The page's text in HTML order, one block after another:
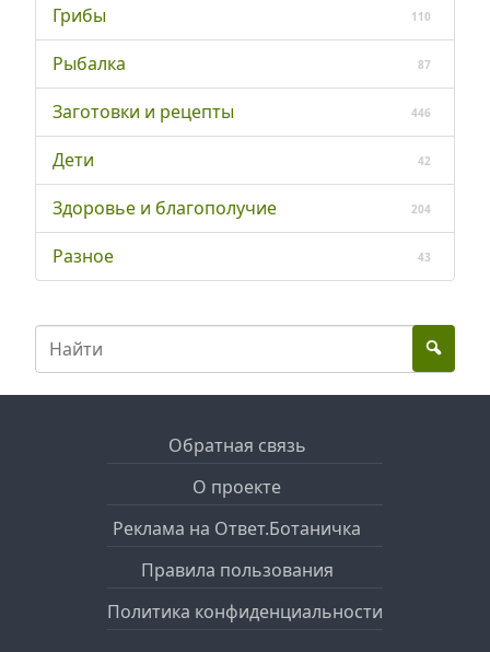
Грибы 110
Рыбалка 87
Заготовки и рецепты 446
Дети 42
Здоровье и благополучие 204
Разное 43
Обратная связь
О проекте
Реклама на Ответ.Ботаничка
Правила пользования
Политика конфиденциальности